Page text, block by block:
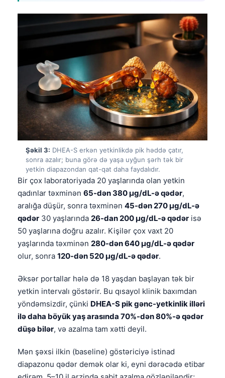
Şəkil 3: DHEA-S erkən yetkinlikdə pik həddə çatır,
sonra azalır; buna görə də yaşa uyğun şərh tək bir
yetkin diapazondan qat-qat daha faydalıdır.
Bir çox laboratoriyada 20 yaşlarında olan yetkin
qadınlar təxminən 65-dən 380 µg/dL-ə qədər,
aralığa düşür, sonra təxminən 45-dən 270 µg/dL-ə
qədər 30 yaşlarında 26-dan 200 µg/dL-ə qədər isə
50 yaşlarına doğru azalır. Kişilər çox vaxt 20
yaşlarında təxminən 280-dən 640 µg/dL-ə qədər
olur, sonra 120-dən 520 µg/dL-ə qədər.
Əksər portallar hələ də 18 yaşdan başlayan tək bir
yetkin intervalı göstərir. Bu qısayol klinik baxımdan
yöndəmsizdir, çünki DHEA-S pik gənc-yetkinlik illəri
ilə daha böyük yaş arasında 70%-dən 80%-ə qədər
düşə bilər, və azalma tam xətti deyil.
Mən şəxsi ilkin (baseline) göstəriciyə istinad
diapazonu qədər demək olar ki, eyni dərəcədə etibar